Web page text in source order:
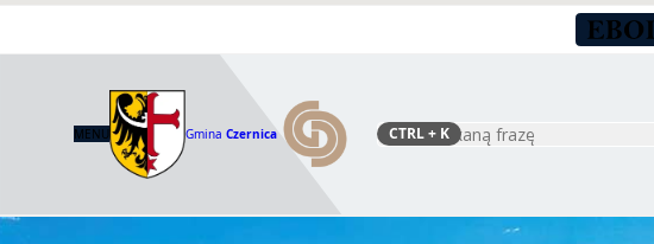
MENU Gmina Czernica Szukaj
CTRL+ K